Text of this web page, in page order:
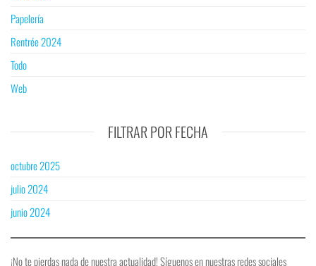
Papelería
Rentrée 2024
Todo
Web
FILTRAR POR FECHA
octubre 2025
julio 2024
junio 2024
¡No te pierdas nada de nuestra actualidad! Síguenos en nuestras redes sociales